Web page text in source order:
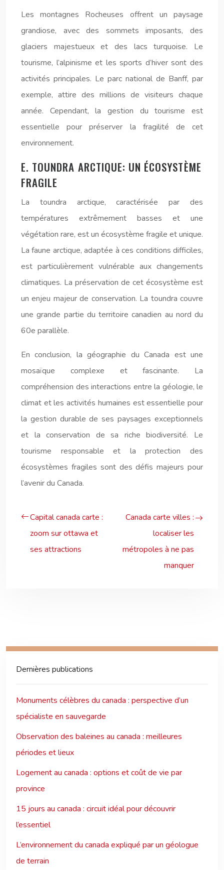
Les montagnes Rocheuses offrent un paysage
grandiose, avec des sommets imposants, des
glaciers majestueux et des lacs turquoise. Le
tourisme, l’alpinisme et les sports d’hiver sont des
activités principales. Le parc national de Banff, par
exemple, attire des millions de visiteurs chaque
année. Cependant, la gestion du tourisme est
essentielle pour préserver la fragilité de cet
environnement.
E. TOUNDRA ARCTIQUE: UN ÉCOSYSTÈME
FRAGILE
La toundra arctique, caractérisée par des
températures extrêmement basses et une
végétation rare, est un écosystème fragile et unique.
La faune arctique, adaptée à ces conditions difficiles,
est particulièrement vulnérable aux changements
climatiques. La préservation de cet écosystème est
un enjeu majeur de conservation. La toundra couvre
une grande partie du territoire canadien au nord du
60e parallèle.
En conclusion, la géographie du Canada est une
mosaïque complexe et fascinante. La
compréhension des interactions entre la géologie, le
climat et les activités humaines est essentielle pour
la gestion durable de ses paysages exceptionnels
et la conservation de sa riche biodiversité. Le
tourisme responsable et la protection des
écosystèmes fragiles sont des défis majeurs pour
l’avenir du Canada.
Capital canada carte :
zoom sur ottawa et
ses attractions
Canada carte villes :
localiser les
métropoles à ne pas
manquer
Dernières publications
Monuments célèbres du canada : perspective d’un
spécialiste en sauvegarde
Observation des baleines au canada : meilleures
périodes et lieux
Logement au canada : options et coût de vie par
province
15 jours au canada : circuit idéal pour découvrir
l’essentiel
L’environnement du canada expliqué par un géologue
de terrain